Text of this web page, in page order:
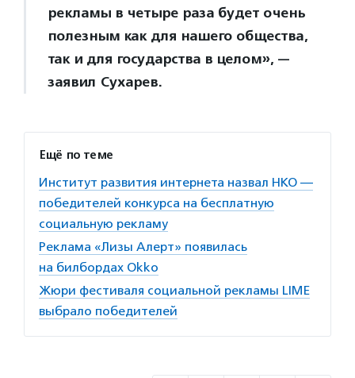
рекламы в четыре раза будет очень
полезным как для нашего общества,
так и для государства в целом», —
заявил Сухарев.
Ещё по теме
Институт развития интернета назвал НКО —
победителей конкурса на бесплатную
социальную рекламу
Реклама «Лизы Алерт» появилась
на билбордах Okko
Жюри фестиваля социальной рекламы LIME
выбрало победителей